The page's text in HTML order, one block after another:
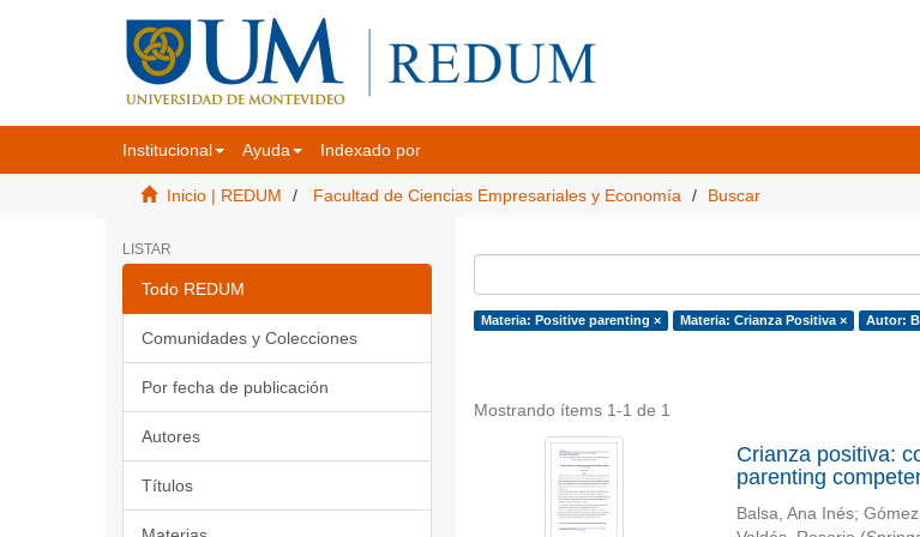
Institucional Ayuda Indexado por
Inicio | REDUM Facultad de Ciencias Empresariales y Economía Buscar
LISTAR
Todo REDUM
Comunidades y Colecciones
Por fecha de publicación
Autores
Títulos
Materia: Positive parenting × Materia: Crianza Positiva × Autor:
Mostrando ítems 1-1 de 1
Crianza positiva:
parenting
Balsa, Ana Inés;